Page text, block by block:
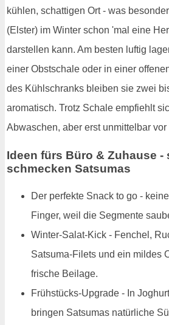
kühlen, schattigen Ort - was
(Elster) im Winter schon 'mal eine
darstellen kann. Am besten luftig
einer Obstschale oder in einer
des Kühlschranks bleiben sie zwei
aromatisch. Trotz Schale empfiehlt
Abwaschen, aber erst unmittelbar vor
Ideen fürs Büro & Zuhause -
schmecken Satsumas
Der perfekte Snack to go -
Finger, weil die Segmente
Winter-Salat-Kick - Fenchel,
Satsuma-Filets und ein mildes
frische Beilage.
Frühstücks-Upgrade - In
bringen Satsumas natürliche